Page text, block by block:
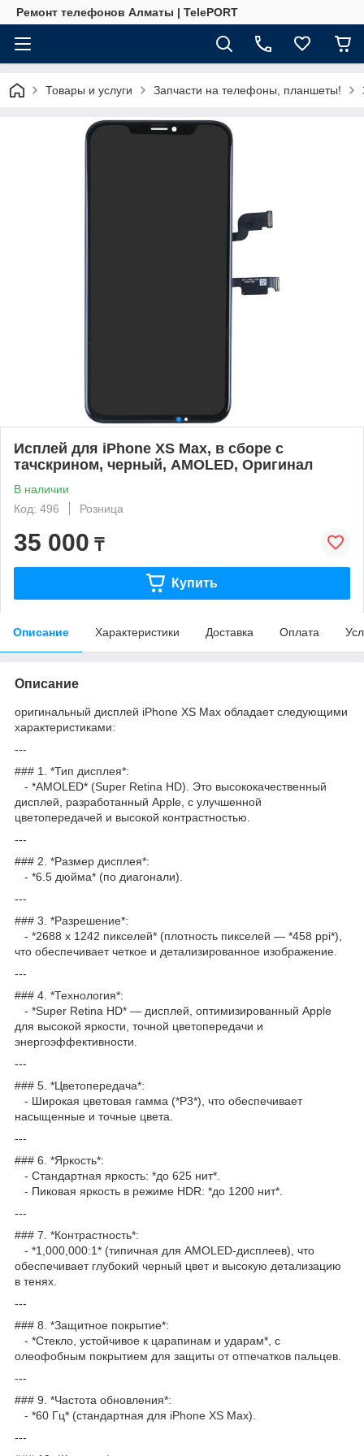
Ремонт телефонов Алматы | TelePORT
Товары и услуги Запчасти на телефоны, планшеты!
Исплей для iPhone XS Max, в сборе с
тачскрином, черный, AMOLED, Оригинал
В наличии
Код: 496
Розница
35 000 ₸
Купить
Описание Характеристики Доставка Оплата
Описание
оригинальный дисплей iPhone XS Max обладает следующими
характеристиками:
---
### 1. *Тип дисплея*:
- *AMOLED* (Super Retina HD). Это высококачественный
дисплей, разработанный Apple, с улучшенной
цветопередачей и высокой контрастностью.
---
### 2. *Размер дисплея*:
- *6.5 дюйма* (по диагонали).
---
### 3. *Разрешение*:
- *2688 x 1242 пикселей* (плотность пикселей — *458 ppi*),
что обеспечивает четкое и детализированное изображение.
---
### 4. *Технология*:
- *Super Retina HD* — дисплей, оптимизированный Apple
для высокой яркости, точной цветопередачи и
энергоэффективности.
---
### 5. *Цветопередача*:
- Широкая цветовая гамма (*P3*), что обеспечивает
насыщенные и точные цвета.
---
### 6. *Яркость*:
- Стандартная яркость: *до 625 нит*.
- Пиковая яркость в режиме HDR: *до 1200 нит*.
---
### 7. *Контрастность*:
- *1,000,000:1* (типичная для AMOLED-дисплеев), что
обеспечивает глубокий черный цвет и высокую детализацию
в тенях.
---
### 8. *Защитное покрытие*:
- *Стекло, устойчивое к царапинам и ударам*, с
олеофобным покрытием для защиты от отпечатков пальцев.
---
### 9. *Частота обновления*:
- *60 Гц* (стандартная для iPhone XS Max).
---